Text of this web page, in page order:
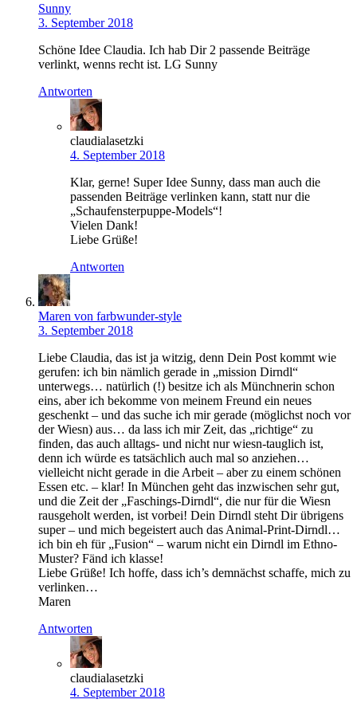
Sunny
3. September 2018
Schöne Idee Claudia. Ich hab Dir 2 passende Beiträge
verlinkt, wenns recht ist. LG Sunny
Antworten
claudialasetzki
4. September 2018
Klar, gerne! Super Idee Sunny, dass man auch die
passenden Beiträge verlinken kann, statt nur die
„Schaufensterpuppe-Models“!
Vielen Dank!
Liebe Grüße!
Antworten
Maren von farbwunder-style
3. September 2018
Liebe Claudia, das ist ja witzig, denn Dein Post kommt wie
gerufen: ich bin nämlich gerade in „mission Dirndl“
unterwegs… natürlich (!) besitze ich als Münchnerin schon
eins, aber ich bekomme von meinem Freund ein neues
geschenkt – und das suche ich mir gerade (möglichst noch vor
der Wiesn) aus… da lass ich mir Zeit, das „richtige“ zu
finden, das auch alltags- und nicht nur wiesn-tauglich ist,
denn ich würde es tatsächlich auch mal so anziehen…
vielleicht nicht gerade in die Arbeit – aber zu einem schönen
Essen etc. – klar! In München geht das inzwischen sehr gut,
und die Zeit der „Faschings-Dirndl“, die nur für die Wiesn
rausgeholt werden, ist vorbei! Dein Dirndl steht Dir übrigens
super – und mich begeistert auch das Animal-Print-Dirndl…
ich bin eh für „Fusion“ – warum nicht ein Dirndl im Ethno-
Muster? Fänd ich klasse!
Liebe Grüße! Ich hoffe, dass ich’s demnächst schaffe, mich zu
verlinken…
Maren
Antworten
claudialasetzki
4. September 2018